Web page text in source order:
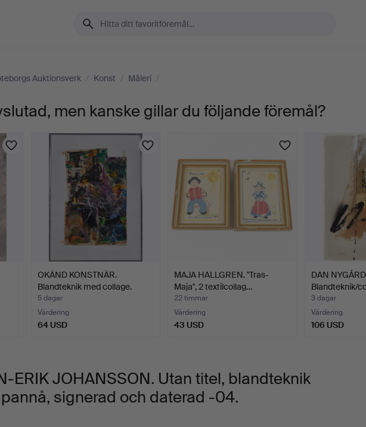
Auktionsverk / Konst / Måleri /
men kanske gillar du följande föremål?
OKÄND KONSTNÄR.
Blandteknik med collage.
5 dagar
Värdering
64 USD
MAJA HALLGREN. "Tras-
Maja", 2 textilcollag…
22 timmar
Värdering
43 USD
DAN
Blandteknik/
3 dagar
Värdering
106 USD
ERIK JOHANSSON. Utan titel, blandteknik
signerad och daterad -04.